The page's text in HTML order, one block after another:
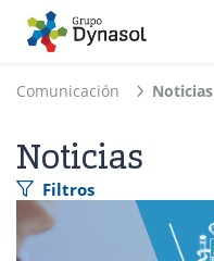
Comunicación Noticias
Noticias
Filtros